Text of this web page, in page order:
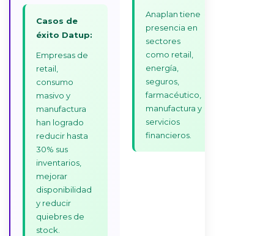
Casos de
éxito Datup:
Empresas de
retail,
consumo
masivo y
manufactura
han logrado
reducir hasta
30% sus
inventarios,
mejorar
disponibilidad
y reducir
quiebres de
stock.
Anaplan tiene
presencia en
sectores
como retail,
energía,
seguros,
farmacéutico,
manufactura y
servicios
financieros.